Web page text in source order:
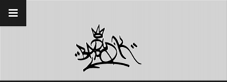
__gaTracker('require', 'displayfeatures');
__gaTracker('send','pageview');